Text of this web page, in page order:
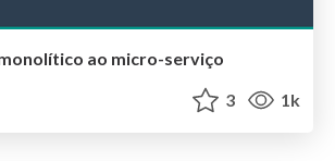
ao micro-serviço
3 1k